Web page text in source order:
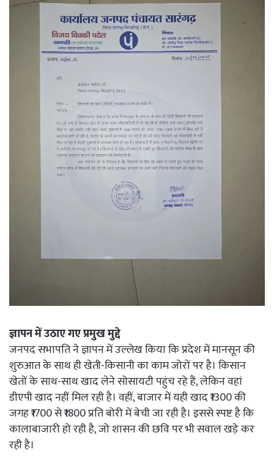
ज्ञापन में उठाए गए प्रमुख मुद्दे
जनपद सभापति ने ज्ञापन में उल्लेख किया कि प्रदेश में मानसून की
शुरुआत के साथ ही खेती-किसानी का काम जोरों पर है। किसान
खेतों के साथ-साथ खाद लेने सोसायटी पहुंच रहे हैं, लेकिन वहां
डीएपी खाद नहीं मिल रही है। वहीं, बाजार में यही खाद ₹1300 की
जगह ₹1700 से ₹1800 प्रति बोरी में बेची जा रही है। इससे स्पष्ट है कि
कालाबाजारी हो रही है, जो शासन की छवि पर भी सवाल खड़े कर
रही है।